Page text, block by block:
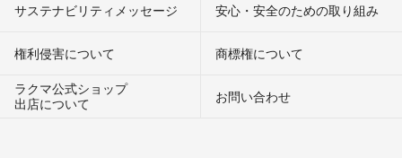
サステナビリティメッセージ 安心・安全のための取り組み
権利侵害について
商標権について
ラクマ公式ショップ
出店について
お問い合わせ